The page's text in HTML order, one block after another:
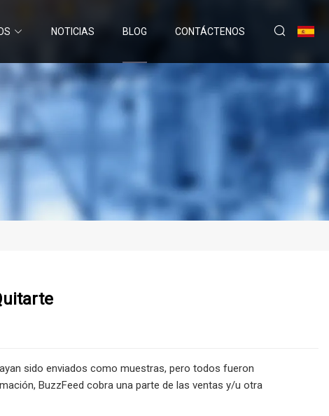
NOTICIAS BLOG CONTÁCTENOS
sido enviados como muestras, pero todos fueron
BuzzFeed cobra una parte de las ventas y/u otra